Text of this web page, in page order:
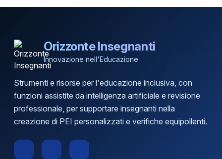
Orizzonte Insegnanti
Innovazione nell'Educazione
Strumenti e risorse per l'educazione inclusiva, con
funzioni assistite da intelligenza artificiale e revisione
professionale, per supportare insegnanti nella
creazione di PEI personalizzati e verifiche equipollenti.